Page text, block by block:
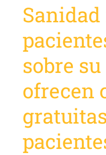
sobre
ofrecen